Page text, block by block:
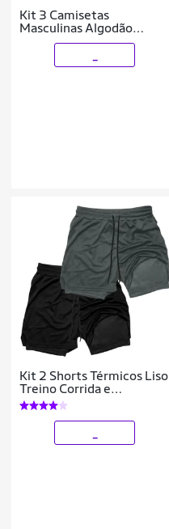
Kit 3 Camisetas
Masculinas Algodão
Básicas Manga Curta
Kit 2 Shorts Térmicos Liso
Treino Corrida e
Academia